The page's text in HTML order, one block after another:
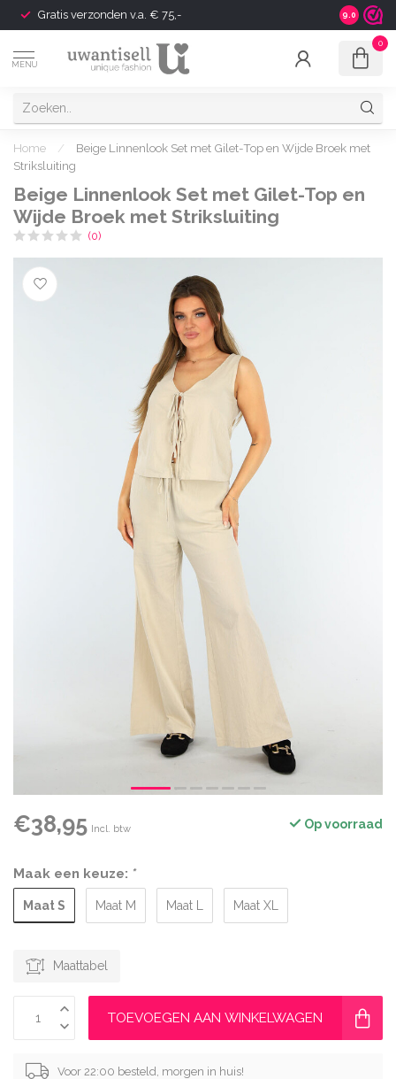
Gratis verzonden v.a. € 75,- Shipping
9.0
MENU
0
Home /
Beige Linnenlook Set met Gilet-Top en Wijde Broek met
Striksluiting
Beige Linnenlook Set met Gilet-Top en
Wijde Broek met Striksluiting
(0)
€38,95 Incl. btw Op voorraad
Maak een keuze: *
Maat S Maat M Maat L Maat XL
Maattabel
TOEVOEGEN AAN WINKELWAGEN
Voor 22:00 besteld, morgen in huis!